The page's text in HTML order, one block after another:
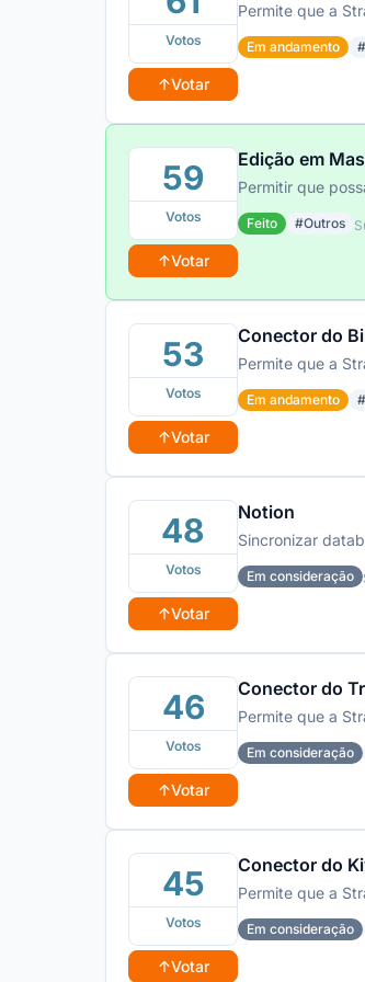
Votos
↑Votar
Permite que a
Em andamento
59
Votos
↑Votar
Edição em
Permitir que
Feito #Outros
53
Votos
↑Votar
Conector do
Permite que a
Em andamento
48
Votos
↑Votar
Notion
Sincronizar
Em consideração
46
Votos
↑Votar
Conector do
Permite que a
Em consideração
45
Votos
↑Votar
Conector do
Permite que a
Em consideração